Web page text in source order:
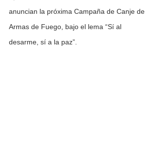
anuncian la próxima Campaña de Canje de
Armas de Fuego, bajo el lema “Sí al
desarme, sí a la paz”.